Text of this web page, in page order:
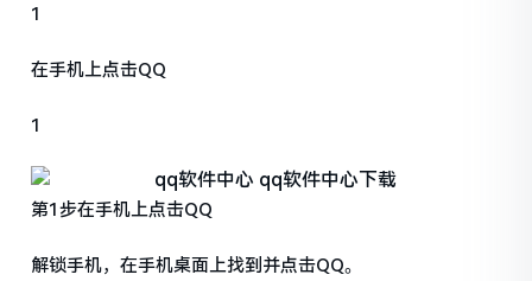
1
在手机上点击QQ
1
第1步在手机上点击QQ
解锁手机，在手机桌面上找到并点击QQ。